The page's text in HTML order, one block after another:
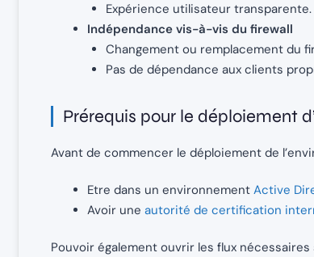
Expérience utilisateur transparente.
Indépendance vis-à-vis du firewall
Changement ou remplacement du
Pas de dépendance aux clients
Prérequis pour le déploiement
Avant de commencer le déploiement de
Etre dans un environnement Active
Avoir une autorité de certification
Pouvoir également ouvrir les flux